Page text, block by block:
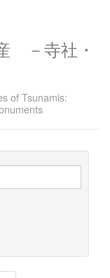
－寺社・
of Tsunamis: